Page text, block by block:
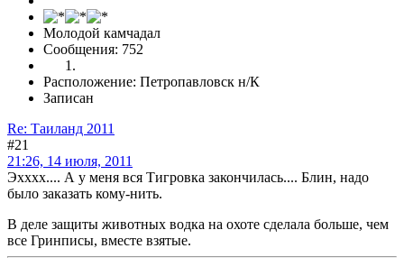
Молодой камчадал
Сообщения: 752
Расположение: Петропавловск н/К
Записан
Re: Таиланд 2011
#21
21:26, 14 июля, 2011
Эхххх.... А у меня вся Тигровка закончилась.... Блин, надо
было заказать кому-нить.
В деле защиты животных водка на охоте сделала больше, чем
все Гринписы, вместе взятые.